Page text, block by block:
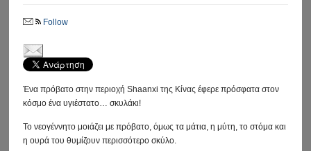
Follow
Ένα πρόβατο στην περιοχή Shaanxi της Κίνας έφερε πρόσφατα στον
κόσμο ένα υγιέστατο… σκυλάκι!
Το νεογέννητο μοιάζει με πρόβατο, όμως τα μάτια, η μύτη, το στόμα και
η ουρά του θυμίζουν περισσότερο σκύλο.